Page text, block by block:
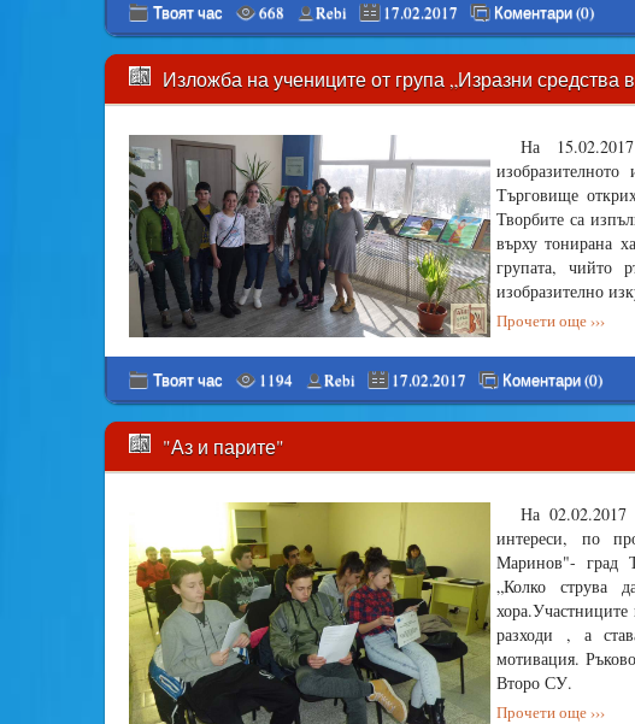
Твоят час 668 Rebi 17.02.2017 Коментари (0)
Изложба на учениците от група „Изразни средства
На
Търговище
Творбите са
върху тонирана
групата, чийто
изобразително
Прочети още ›››
Твоят час 1194 Rebi 17.02.2017 Коментари (0)
"Аз и парите"
На
интереси, по
Маринов"- град
„Колко струва
разходи , а
мотивация.
Второ СУ.
Прочети още ›››